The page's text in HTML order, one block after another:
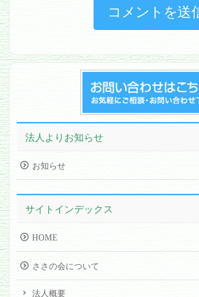
法人よりお知らせ
お知らせ
サイトインデックス
HOME
ささの会について
法人概要